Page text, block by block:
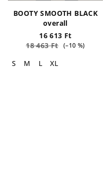
BOOTY SMOOTH BLACK
overall
16 613 Ft
18 463 Ft (–10 %)
S M L XL